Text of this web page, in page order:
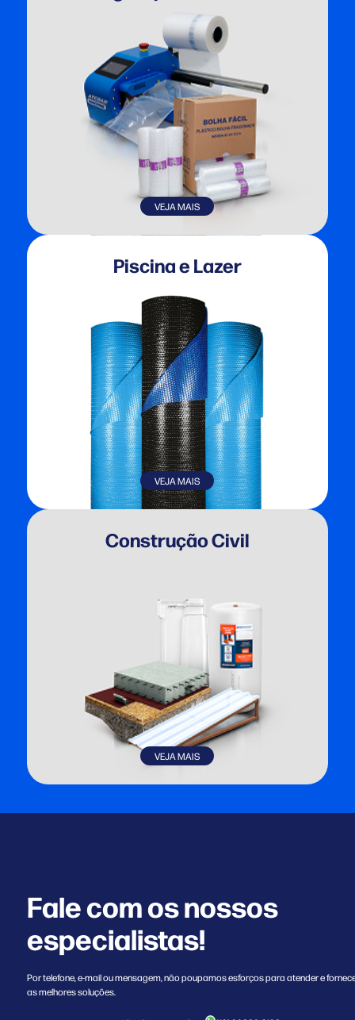
Construção Civil
VEJA MAIS
VEJA MAIS
Piscina e Lazer
VEJA MAIS
Fale com os nossos
especialistas!
Por telefone, e-mail ou mensagem, não poupamos esforços para atender e
as melhores soluções.